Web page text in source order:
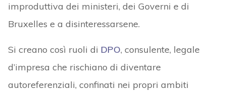
improduttiva dei ministeri, dei Governi e di
Bruxelles e a disinteressarsene.
Si creano così ruoli di DPO, consulente, legale
d’impresa che rischiano di diventare
autoreferenziali, confinati nei propri ambiti